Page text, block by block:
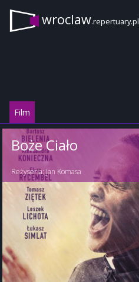
wroclaw.repertuary.pl
Film
Boże Ciało
Reżyseria: Jan Komasa